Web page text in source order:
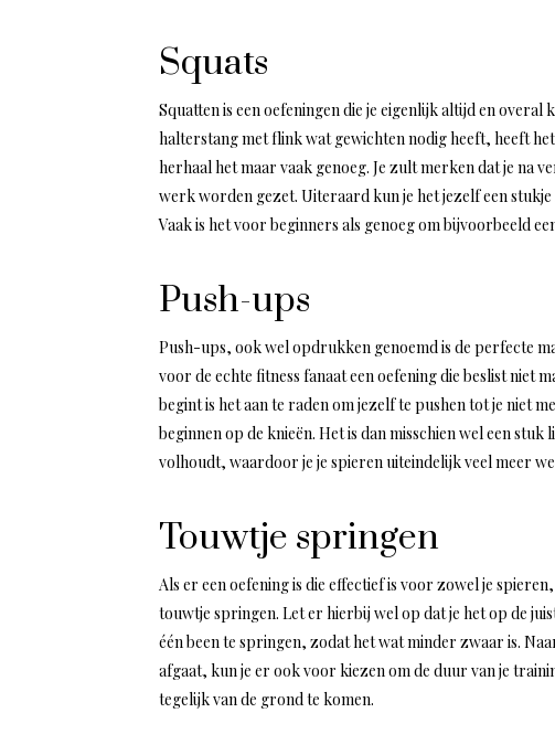
Squats
Squatten is een oefeningen die je eigenlijk altijd en
halterstang met flink wat gewichten nodig heeft, heeft
herhaal het maar vaak genoeg. Je zult merken dat je na
werk worden gezet. Uiteraard kun je het jezelf een
Vaak is het voor beginners als genoeg om bijvoorbeeld
Push-ups
Push-ups, ook wel opdrukken genoemd is de perfecte
voor de echte fitness fanaat een oefening die beslist niet
begint is het aan te raden om jezelf te pushen tot je niet
beginnen op de knieën. Het is dan misschien wel een
volhoudt, waardoor je je spieren uiteindelijk veel meer
Touwtje springen
Als er een oefening is die effectief is voor zowel je
touwtje springen. Let er hierbij wel op dat je het op de
één been te springen, zodat het wat minder zwaar is.
afgaat, kun je er ook voor kiezen om de duur van je
tegelijk van de grond te komen.